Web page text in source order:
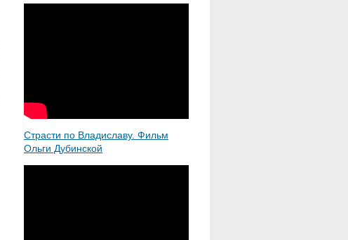
Страсти по Владиславу. Фильм
Ольги Дубинской